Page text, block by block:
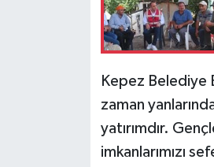
Kepez Belediye
zaman
yatırımdır.
imkanlarımızı